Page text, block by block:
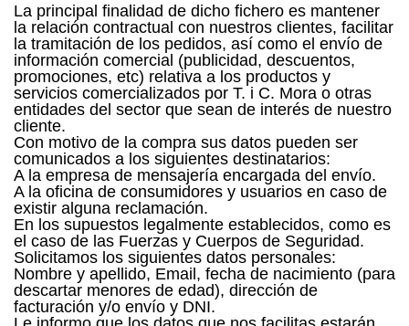
La principal finalidad de dicho fichero es mantener
la relación contractual con nuestros clientes, facilitar
la tramitación de los pedidos, así como el envío de
información comercial (publicidad, descuentos,
promociones, etc) relativa a los productos y
servicios comercializados por T. i C. Mora o otras
entidades del sector que sean de interés de nuestro
cliente.
Con motivo de la compra sus datos pueden ser
comunicados a los siguientes destinatarios:
A la empresa de mensajería encargada del envío.
A la oficina de consumidores y usuarios en caso de
existir alguna reclamación.
En los supuestos legalmente establecidos, como es
el caso de las Fuerzas y Cuerpos de Seguridad.
Solicitamos los siguientes datos personales:
Nombre y apellido, Email, fecha de nacimiento (para
descartar menores de edad), dirección de
facturación y/o envío y DNI.